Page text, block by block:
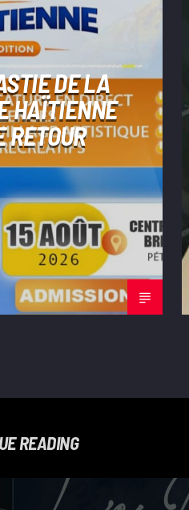
DE LA
HAÏTIENNE
RETOUR
READING